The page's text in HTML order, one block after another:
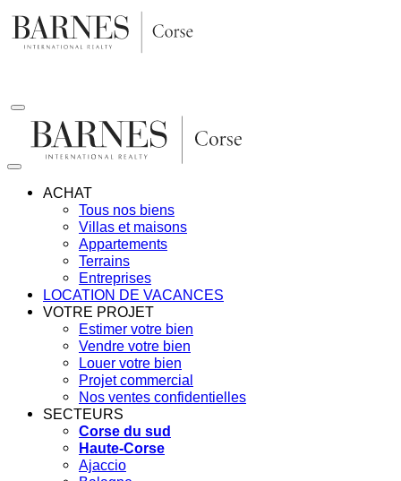
Aller
au
contenu
ACHAT
Tous nos biens
Villas et maisons
Appartements
Terrains
Entreprises
LOCATION DE VACANCES
VOTRE PROJET
Estimer votre bien
Vendre votre bien
Louer votre bien
Projet commercial
Nos ventes confidentielles
SECTEURS
Corse du sud
Haute-Corse
Ajaccio